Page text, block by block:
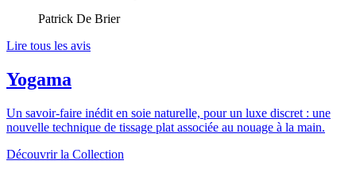
Patrick De Brier
Lire tous les avis
Yogama
Un savoir-faire inédit en soie naturelle, pour un luxe discret : une
nouvelle technique de tissage plat associée au nouage à la main.
Découvrir la Collection